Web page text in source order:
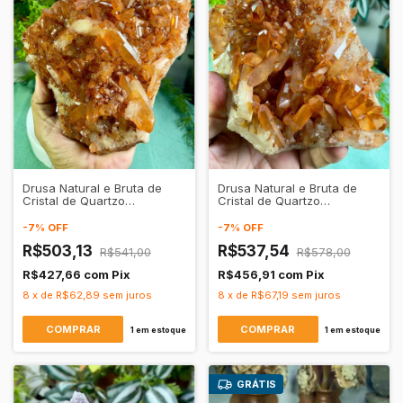
Drusa Natural e Bruta de
Cristal de Quartzo
Vitalidade e Regeneração
-7% OFF
R$503,13 R$541,00
R$427,66 com Pix
8 x de R$62,89 sem juros
1 em estoque
Drusa Natural e Bruta de
Cristal de Quartzo
Vitalidade e Regeneração
-7% OFF
R$537,54 R$578,00
R$456,91 com Pix
8 x de R$67,19 sem juros
1 em estoque
GRÁTIS